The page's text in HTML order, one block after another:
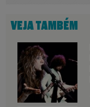
VEJA TAMBÉM